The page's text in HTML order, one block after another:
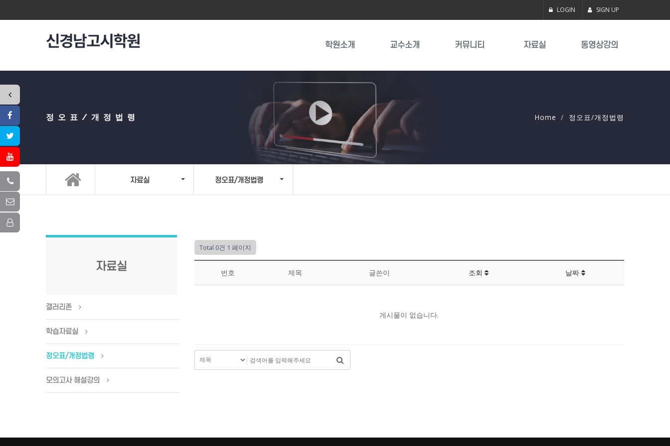
LOGIN SIGN UP
학원소개 교수소개 커뮤니티 자료실 동영상강의
정오표/개정법령 Home 정오표/개정법령
자료실 정오표/개정법령
자료실
갤러리존
학습자료실
정오표/개정법령
모의고사 해설강의
Total 0건 1 페이지
번호 제목 글쓴이 조회 날짜
게시물이 없습니다.